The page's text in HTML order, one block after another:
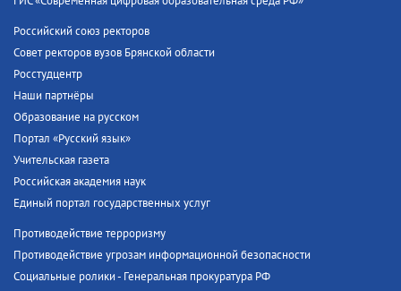
Российский союз ректоров
Совет ректоров вузов Брянской области
Росстудцентр
Наши партнёры
Образование на русском
Портал «Русский язык»
Учительская газета
Российская академия наук
Единый портал государственных услуг
Противодействие терроризму
Противодействие угрозам информационной безопасности
Социальные ролики - Генеральная прокуратура РФ